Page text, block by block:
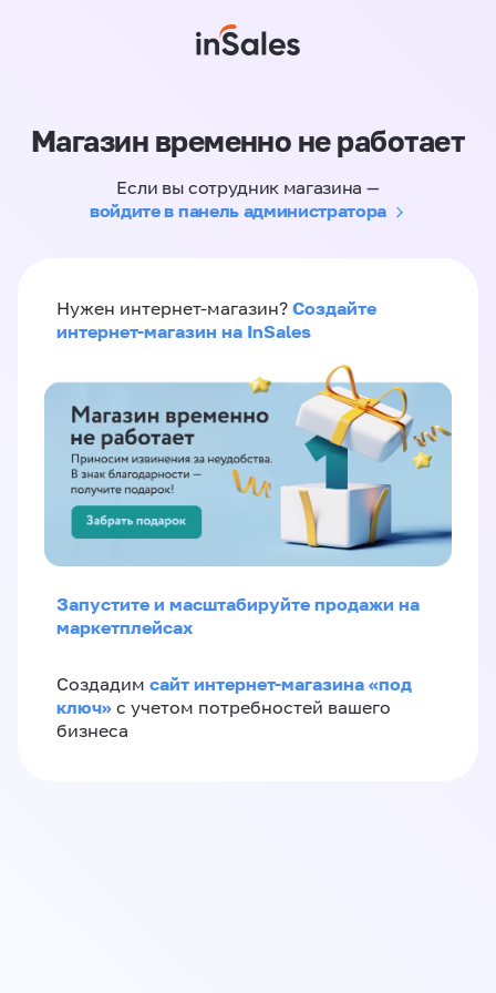
Магазин временно не работает
Если вы сотрудник магазина —
войдите в панель администратора
Нужен интернет-магазин? Создайте
интернет-магазин на InSales
Запустите и масштабируйте продажи на
маркетплейсах
Создадим сайт интернет-магазина «под
ключ» с учетом потребностей вашего
бизнеса